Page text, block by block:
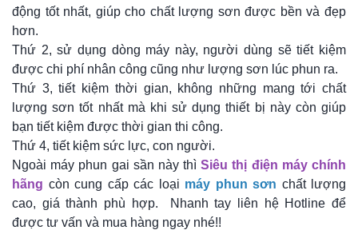
động tốt nhất, giúp cho chất lượng sơn được bền và đẹp
hơn.
Thứ 2, sử dụng dòng máy này, người dùng sẽ tiết kiệm
được chi phí nhân công cũng như lượng sơn lúc phun ra.
Thứ 3, tiết kiệm thời gian, không những mang tới chất
lượng sơn tốt nhất mà khi sử dụng thiết bị này còn giúp
bạn tiết kiệm được thời gian thi công.
Thứ 4, tiết kiệm sức lực, con người.
Ngoài máy phun gai sần này thìSiêu thị điện máy chính
hãng còn cung cấp các loại máy phun sơn chất lượng
cao, giá thành phù hợp. Nhanh tay liên hệ Hotline để
được tư vấn và mua hàng ngay nhé!!